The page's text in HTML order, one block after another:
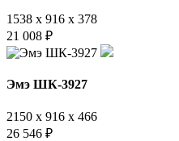
1538 x 916 x 378
21 008 ₽
Эмэ ШК-3927
2150 x 916 x 466
26 546 ₽